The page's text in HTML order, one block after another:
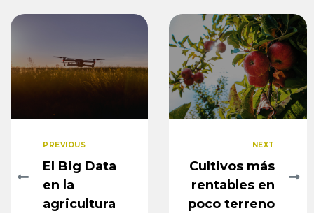
PREVIOUS
El Big Data
en la
agricultura
NEXT
Cultivos más
rentables en
poco terreno